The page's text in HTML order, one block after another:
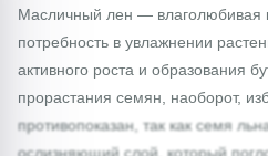
Масличный лен — влаголюбивая
потребность в увлажнении
активного роста и образования
прорастания семян, наоборот,
противопоказан, так как семя